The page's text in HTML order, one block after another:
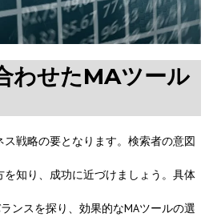
わせたMAツール
戦略の要となります。検索者の意図
を知り、成功に近づけましょう。具体
ンスを探り、効果的なMAツールの選